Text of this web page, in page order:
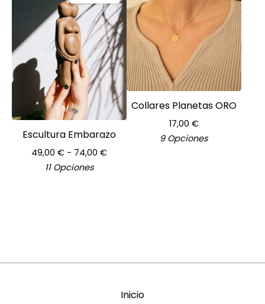
Escultura Embarazo
49,00 € - 74,00 €
11 Opciones
Collares Planetas ORO
17,00 €
9 Opciones
Inicio